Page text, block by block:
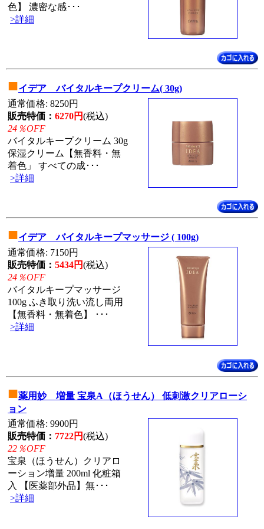
色】 濃密な感･･･
>詳細
■イデア バイタルキープクリーム( 30g)
通常価格: 8250円
販売特価： 6270円(税込)
24％OFF
バイタルキープクリーム 30g
保湿クリーム【無香料・無
着色」 すべての成･･･
>詳細
■イデア バイタルキープマッサージ ( 100g)
通常価格: 7150円
販売特価： 5434円(税込)
24％OFF
バイタルキープマッサージ
100g ふき取り洗い流し両用
【無香料・無着色】 ･･･
>詳細
■薬用妙 増量 宝泉A（ほうせん） 低刺激クリアローシ
ョン
通常価格: 9900円
販売特価： 7722円(税込)
22％OFF
宝泉（ほうせん）クリアロ
ーション増量 200ml 化粧箱
入 【医薬部外品】無･･･
>詳細